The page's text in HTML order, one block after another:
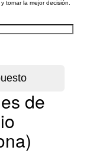
tomar la mejor decisión.
de